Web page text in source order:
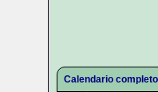
Calendario completo